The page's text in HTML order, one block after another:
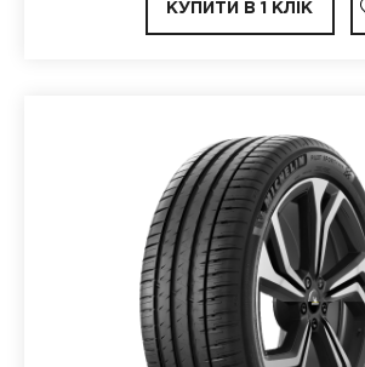
КУПИТИ В 1 КЛІК